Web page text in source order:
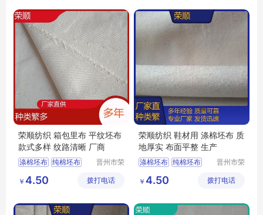
荣顺纺织 箱包里布 平纹坯布
款式多样 纹路清晰 厂商
涤棉坯布 纯棉坯布
平纹坯布
晋州市荣
限公司
￥ 4.50 拨打电话
荣顺纺织 鞋材用 涤棉坯布 质
地厚实 布面平整 生产
涤棉坯布 纯棉坯布
平纹坯布
晋州市荣
限公司
￥ 4.50 拨打电话